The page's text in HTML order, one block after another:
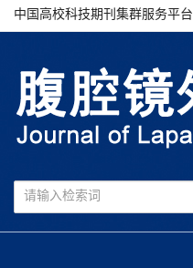
中国高校科技期刊集群服务平台